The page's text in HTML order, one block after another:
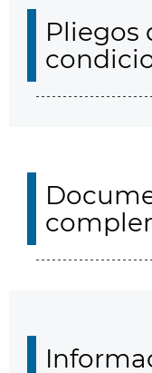
Pliegos